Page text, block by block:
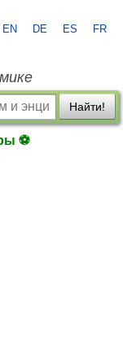
EN DE ES FR
Найти!
⚽